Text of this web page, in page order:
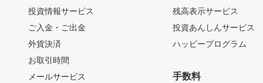
投資情報サービス
ご入金・ご出金
外貨決済
お取引時間
メールサービス
残高表示サービス
投資あんしんサービス
ハッピープログラム
手数料